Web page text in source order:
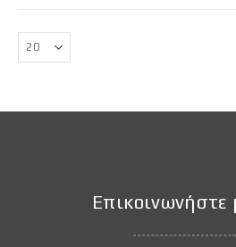
Επικοινωνήστε